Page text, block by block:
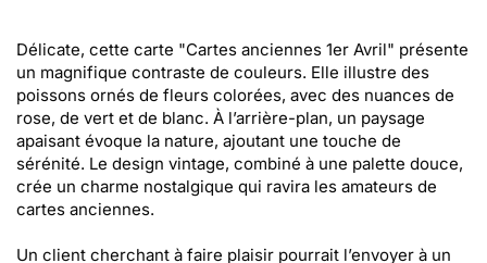
Délicate, cette carte "Cartes anciennes 1er Avril" présente
un magnifique contraste de couleurs. Elle illustre des
poissons ornés de fleurs colorées, avec des nuances de
rose, de vert et de blanc. À l’arrière-plan, un paysage
apaisant évoque la nature, ajoutant une touche de
sérénité. Le design vintage, combiné à une palette douce,
crée un charme nostalgique qui ravira les amateurs de
cartes anciennes.
Un client cherchant à faire plaisir pourrait l’envoyer à un